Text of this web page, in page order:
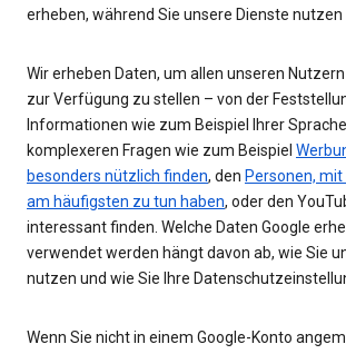
erheben, während Sie unsere Dienste nutzen
Wir erheben Daten, um allen unseren
zur Verfügung zu stellen – von der
Informationen wie zum Beispiel Ihrer
komplexeren Fragen wie zum Beispiel
besonders nützlich finden, den Personen,
am häufigsten zu tun haben, oder den
interessant finden. Welche Daten Google
verwendet werden hängt davon ab, wie Sie
nutzen und wie Sie Ihre
Wenn Sie nicht in einem Google-Konto